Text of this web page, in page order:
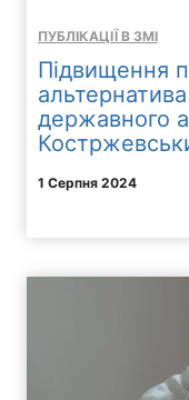
ПУБЛІКАЦІЇ В ЗМІ
Підвищення
державного
1 Серпня 2024